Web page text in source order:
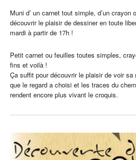
Muni d’ un carnet tout simple, d’un crayon
découvrir le plaisir de dessiner en toute
mardi à partir de 17h !
Petit carnet ou feuilles toutes simples,
fins et voilà !
Ça suffit pour découvrir le plaisir de voir
que le regard a choisi et les traces du
rendent encore plus vivant le croquis.